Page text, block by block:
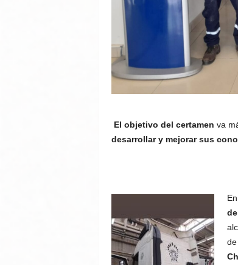
El objetivo del certamen va
desarrollar y mejorar sus
de